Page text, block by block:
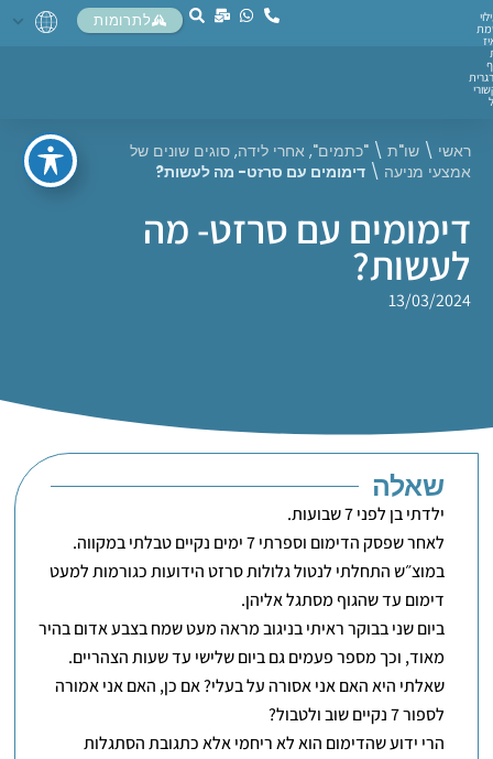
לתרומות
ראשי \ שו"ת \ "כתמים", אחרי לידה, סוגים שונים של
אמצעי מניעה \ דימומים עם סרזט- מה לעשות?
דימומים עם סרזט- מה
לעשות?
13/03/2024
שאלה
ילדתי בן לפני 7 שבועות.
לאחר שפסק הדימום וספרתי 7 ימים נקיים טבלתי במקווה.
במוצ״ש התחלתי לנטול גלולות סרזט הידועות כגורמות למעט
דימום עד שהגוף מסתגל אליהן.
ביום שני בבוקר ראיתי בניגוב מראה מעט שמח בצבע אדום בהיר
מאוד, וכך מספר פעמים גם ביום שלישי עד שעות הצהריים.
שאלתי היא האם אני אסורה על בעלי? אם כן, האם אני אמורה
לספור 7 נקיים שוב ולטבול?
הרי ידוע שהדימום הוא לא ריחמי אלא כתגובת הסתגלות